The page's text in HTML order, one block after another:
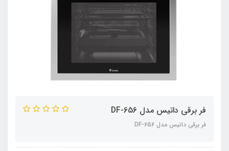
فر برقی داتیس مدل DF-656
فر برقی داتیس مدل DF-656